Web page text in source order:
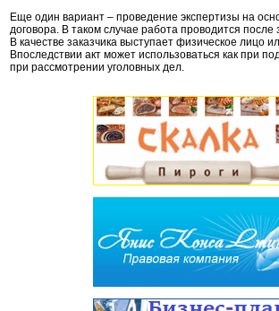
Еще один вариант – проведение экспертизы на
договора. В таком случае работа проводится после
В качестве заказчика выступает физическое лицо
Впоследствии акт может использоваться как при
при рассмотрении уголовных дел.